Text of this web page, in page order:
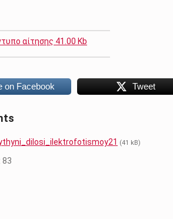
αίτησης 41.00 Kb
on Facebook Tweet
(41 kB)
83